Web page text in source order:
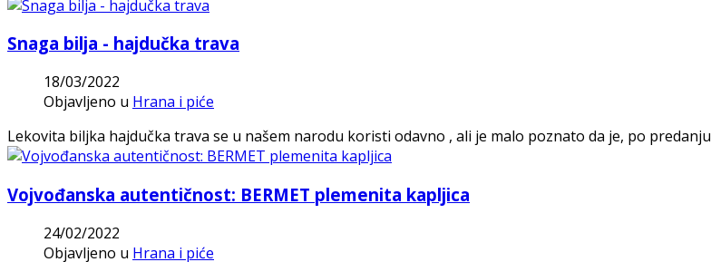
Snaga bilja - hajdučka trava
18/03/2022
Objavljeno u Hrana i piće
Lekovita biljka hajdučka trava se u našem narodu koristi odavno , ali je malo poznato da je, po
Vojvođanska autentičnost: BERMET plemenita kapljica
24/02/2022
Objavljeno u Hrana i piće